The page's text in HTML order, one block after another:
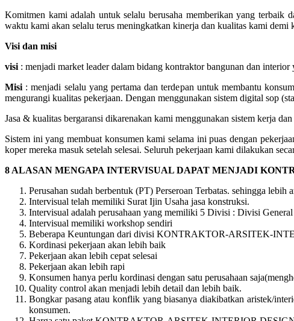
Komitmen kami adalah untuk selalu berusaha memberikan yang terbaik
waktu kami akan selalu terus meningkatkan kinerja dan kualitas kami demi
Visi dan misi
visi : menjadi market leader dalam bidang kontraktor bangunan dan
Misi : menjadi selalu yang pertama dan terdepan untuk membantu
mengurangi kualitas pekerjaan. Dengan menggunakan sistem digital sop
Jasa & kualitas bergaransi dikarenakan kami menggunakan sistem kerja
Sistem ini yang membuat konsumen kami selama ini puas dengan
koper mereka masuk setelah selesai. Seluruh pekerjaan kami dilakukan
8 ALASAN MENGAPA INTERVISUAL DAPAT MENJADI
Perusahan sudah berbentuk (PT) Perseroan Terbatas. sehingga
Intervisual telah memiliki Surat Ijin Usaha jasa konstruksi.
Intervisual adalah perusahaan yang memiliki 5 Divisi : Divisi
Intervisual memiliki workshop sendiri
Beberapa Keuntungan dari divisi KONTRAKTOR-ARSITEK-
Kordinasi pekerjaan akan lebih baik
Pekerjaan akan lebih cepat selesai
Pekerjaan akan lebih rapi
Konsumen hanya perlu kordinasi dengan satu perusahaan
Quality control akan menjadi lebih detail dan lebih baik.
Bongkar pasang atau konflik yang biasanya diakibatkan aristek/
konsumen.